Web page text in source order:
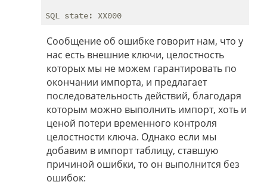
Сообщение об ошибке говорит нам, что у
нас есть внешние ключи, целостность
которых мы не можем гарантировать по
окончании импорта, и предлагает
последовательность действий, благодаря
которым можно выполнить импорт, хоть и
ценой потери временного контроля
целостности ключа. Однако если мы
добавим в импорт таблицу, ставшую
причиной ошибки, то он выполнится без
ошибок: